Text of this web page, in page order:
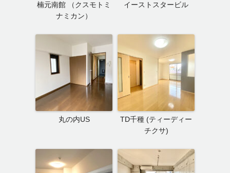
楠元南館 （クスモトミ
ナミカン）
イーストスタービル
丸の内US
TD千種 (ティーディー
チクサ)